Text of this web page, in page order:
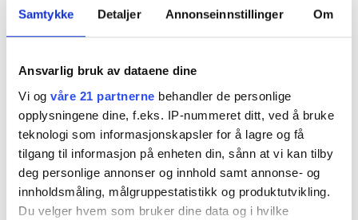
Samtykke Detaljer Annonseinnstillinger Om
Ansvarlig bruk av dataene dine
Vi og våre 21 partnerne behandler de personlige
opplysningene dine, f.eks. IP-nummeret ditt, ved å bruke
teknologi som informasjonskapsler for å lagre og få
tilgang til informasjon på enheten din, sånn at vi kan tilby
deg personlige annonser og innhold samt annonse- og
innholdsmåling, målgruppestatistikk og produktutvikling.
Du velger hvem som bruker dine data og i hvilke
For eksempel har ikke effekten av de lokale
forhandlingene slått fullt ut ennå. I noen tilfeller er de
lokale forhandlingene ennå ikke avsluttet.
4. februar var «kaksedagen»: Toppsjefene bruker 24
dager på å tjene inn en vanlig årslønn
Sammensetningseffekten
Et av temaene TBU kommer til å undersøke